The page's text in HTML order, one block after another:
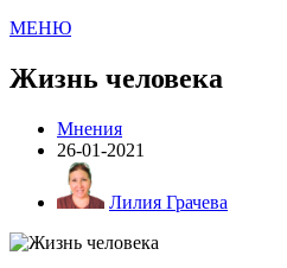
МЕНЮ
Жизнь человека
Мнения
26-01-2021
Лилия Грачева